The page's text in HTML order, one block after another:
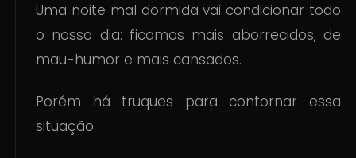
Uma noite mal dormida vai condicionar todo
o nosso dia: ficamos mais aborrecidos, de
mau-humor e mais cansados.
Porém há truques para contornar essa
situação.